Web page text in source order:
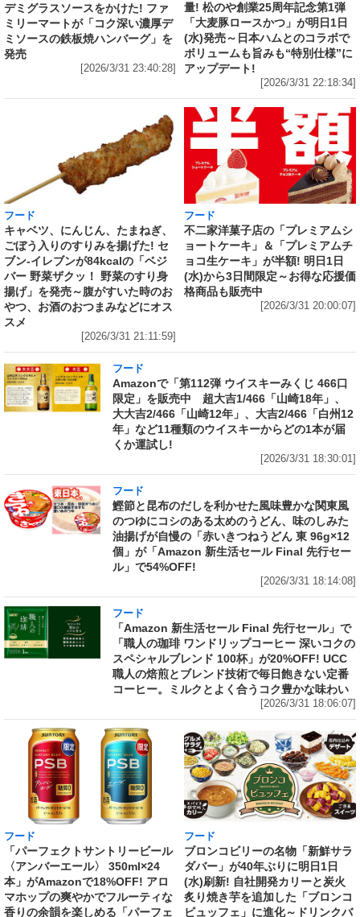
デミグラスソースをかけた! ファ
ミリーマートが「コク深い濃厚デ
ミソースの鉄板焼ハンバーグ」を
発売
[2026/3/31 23:40:28]
量! 松のや創業25周年記念第1弾
「大麦豚ロースかつ」が明日1日
(水)発売～日本ハムとのコラボで
ボリュームも旨みも“特別仕様”に
アップデート!
[2026/3/31 22:18:34]
フード
キャベツ、にんじん、たまねぎ、
ごぼう入りのすりみを揚げた! セ
ブン‐イレブンが84kcalの「ベジ
バー 野菜ザクッ！ 野菜のすり身
揚げ」を発売～腹がすいた時のお
やつ、お酒のおつまみなどにオス
スメ
[2026/3/31 21:11:59]
フード
不二家洋菓子店の「プレミアムシ
ョートケーキ」＆「プレミアムチ
ョコ生ケーキ」が半額! 明日1日
(水)から3日間限定～お得な応援価
格商品も販売中
[2026/3/31 20:00:07]
フード
Amazonで「第112弾 ウイスキーみくじ 466口
限定」を販売中 超大吉1/466「山崎18年」、
大大吉2/466「山崎12年」、大吉2/466「白州12
年」など11種類のウイスキーからどの1本が届
くか運試し!
[2026/3/31 18:30:01]
フード
鰹節と昆布のだしを利かせた風味豊かな関東風
のつゆにコシのある太めのうどん、味のしみた
油揚げが自慢の「赤いきつねうどん 東 96g×12
個」が「Amazon 新生活セール Final 先行セー
ル」で54%OFF!
[2026/3/31 18:14:08]
フード
「Amazon 新生活セール Final 先行セール」で
「職人の珈琲 ワンドリップコーヒー 深いコクの
スペシャルブレンド 100杯」が20%OFF! UCC
職人の焙煎とブレンド技術で毎日飽きない定番
コーヒー。ミルクとよく合うコク豊かな味わい
[2026/3/31 18:06:07]
フード
「パーフェクトサントリービール
〈アンバーエール〉 350ml×24
本」がAmazonで18%OFF! アロ
マホップの爽やかでフルーティな
香りの余韻を楽しめる「パーフェ
フード
ブロンコビリーの名物「新鮮サラ
ダバー」が40年ぶりに明日1日
(水)刷新! 自社開発カリーと炭火
炙り焼き芋を追加した「ブロンコ
ビュッフェ」に進化～ドリンクバ